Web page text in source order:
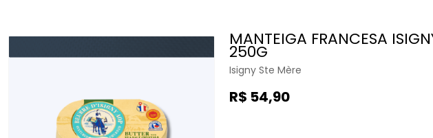
MANTEIGA FRANCESA
250G
Isigny Ste Mère
R$ 54,90